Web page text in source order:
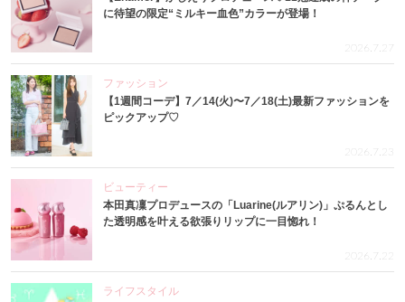
に待望の限定“ミルキー血色”カラーが登場！
2026.7.27
ファッション
【1週間コーデ】7／14(火)〜7／18(土)最新ファッションを
ピックアップ♡
2026.7.23
ビューティー
本田真凜プロデュースの「Luarine(ルアリン)」ぷるんとし
た透明感を叶える欲張りリップに一目惚れ！
2026.7.22
ライフスタイル